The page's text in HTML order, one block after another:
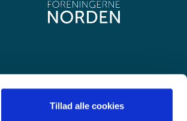
Tillad alle cookies